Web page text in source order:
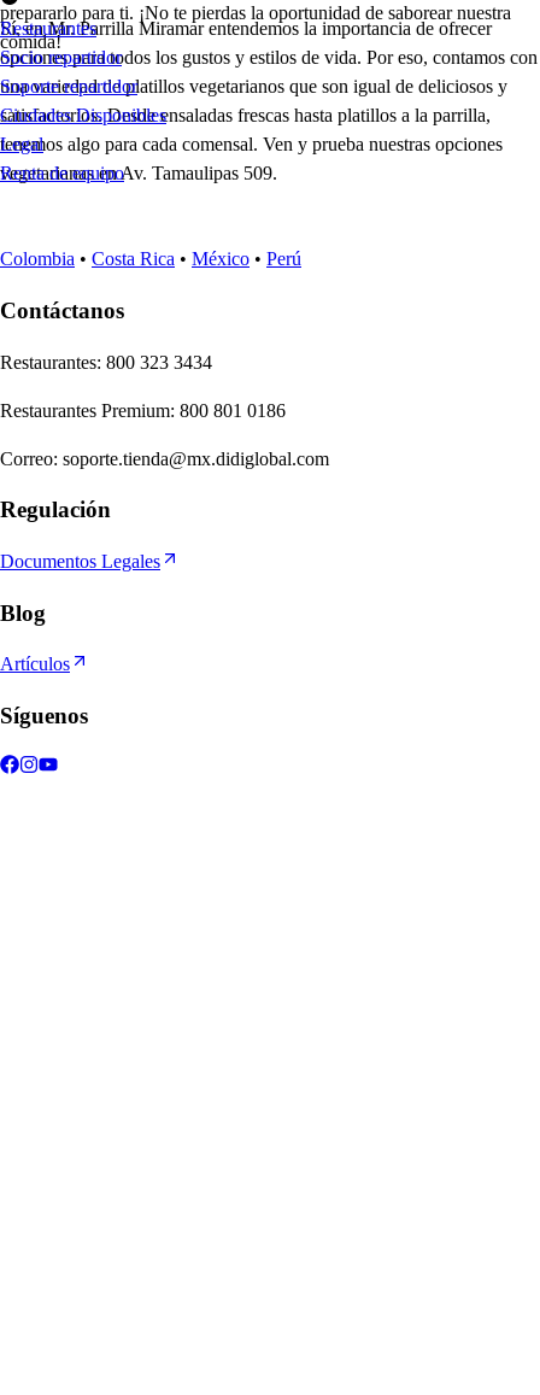
prepararlo para ti. ¡No te pierdas la oportunidad de saborear nuestra
comida!
Sí, en Mr. Parrilla Miramar entendemos la importancia de ofrecer
opciones para todos los gustos y estilos de vida. Por eso, contamos con
una variedad de platillos vegetarianos que son igual de deliciosos y
satisfactorios. Desde ensaladas frescas hasta platillos a la parrilla,
tenemos algo para cada comensal. Ven y prueba nuestras opciones
vegetarianas en Av. Tamaulipas 509.
Restaurantes
Socio repartidor
Soporte repartidor
Ciudades Disponibles
Legal
Renta de equipo
Colombia • Costa Rica • México • Perú
Contáctanos
Restaurantes: 800 323 3434
Restaurantes Premium: 800 801 0186
Correo: soporte.tienda@mx.didiglobal.com
Regulación
Documentos Legales
Blog
Artículos
Síguenos